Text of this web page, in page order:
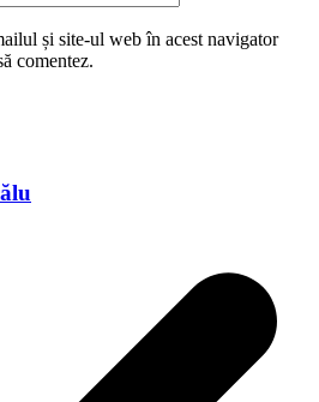
și site-ul web în acest navigator
comentez.